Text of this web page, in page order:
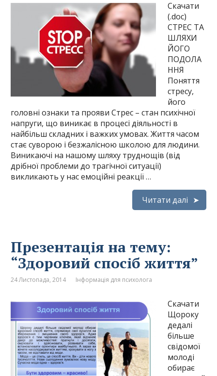
Скачати
(.doc)
СТРЕС ТА
ШЛЯХИ
ЙОГО
ПОДОЛА
ННЯ
Поняття
стресу,
його
головні ознаки та прояви Стрес – стан психічної
напруги, що виникає в процесі діяльності в
найбільш складних і важких умовах. Життя часом
стає суворою і безжалісною школою для людини.
Виникаючі на нашому шляху труднощів (від
дрібної проблеми до трагічної ситуації)
викликають у нас емоційні реакції …
Читати далі
Презентація на тему:
“Здоровий спосіб життя”
24 Листопада, 2014 Інформація для психолога
Скачати
Щороку
дедалі
більше
свідомої
молоді
обирає